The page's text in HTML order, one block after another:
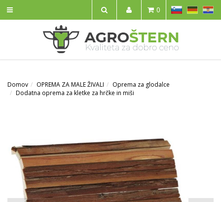
IŠČI
SL HR
0
Domov OPREMA ZA MALE ŽIVALI
Oprema za glodalce
Dodatna oprema za kletke za hrčke in miši